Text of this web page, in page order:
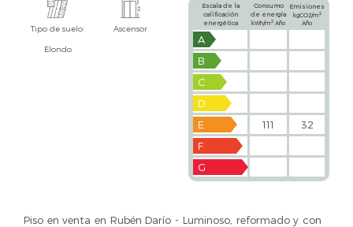
Tipo de suelo:
Elondo
Ascensor
Escala de la
calificación
energética
Consumo
de energía
kWh/m2 Año
Emisiones
kgCO2/m 2
Año
A
B
C
D
E
111
32
F
G
Piso en venta en Rubén Darío - Luminoso, reformado y con